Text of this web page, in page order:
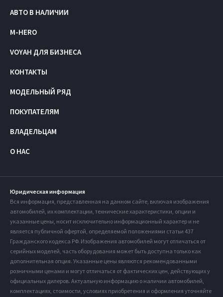
АВТО В НАЛИЧИИ
M-HERO
VOYAH ДЛЯ БИЗНЕСА
КОНТАКТЫ
МОДЕЛЬНЫЙ РЯД
ПОКУПАТЕЛЯМ
ВЛАДЕЛЬЦАМ
О НАС
Юридическая информация
Вся информация, представленная на данном сайте, включая изображения
автомобилей, их комплектации, технические характеристики, опции и
указанные цены, носит исключительно информационный характер и не
является публичной офертой, определяемой положениями статьи 437
Гражданского кодекса РФ. Изображения автомобилей могут отличаться от
серийных моделей, часть оборудования может быть доступна только как
дополнительная опция. Указанные цены являются рекомендованными
розничными ценами и могут отличаться от фактических цен, действующих у
официальных дилеров. Актуальную информацию о наличии автомобилей,
комплектациях, стоимости, условиях приобретения и оформления уточняйте